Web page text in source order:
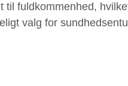
til fuldkommenhed,
valg for